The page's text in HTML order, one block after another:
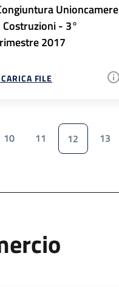
Unioncamere
- 3°
2017
FILE
10 11 12 13